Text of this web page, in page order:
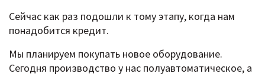
Сейчас как раз подошли к тому этапу, когда нам
понадобится кредит.
Мы планируем покупать новое оборудование.
Сегодня производство у нас полуавтоматическое, а